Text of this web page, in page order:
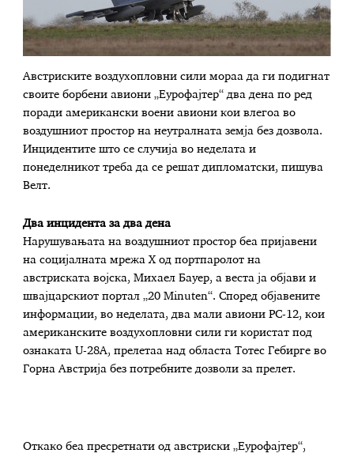
Австриските воздухопловни сили мораа да ги подигнат
своите борбени авиони „Еурофајтер“ два дена по ред
поради американски воени авиони кои влегоа во
воздушниот простор на неутралната земја без дозвола.
Инцидентите што се случија во неделата и
понеделникот треба да се решат дипломатски, пишува
Велт.
Два инцидента за два дена
Нарушувањата на воздушниот простор беа пријавени
на социјалната мрежа X од портпаролот на
австриската војска, Михаел Бауер, а веста ја објави и
швајцарскиот портал „20 Minuten“. Според објавените
информации, во неделата, два мали авиони PC-12, кои
американските воздухопловни сили ги користат под
ознаката U-28A, прелетаа над областа Тотес Гебирге во
Горна Австрија без потребните дозволи за прелет.
Откако беа пресретнати од австриски „Еурофајтер“,